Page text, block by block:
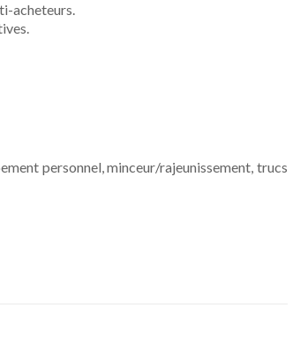
acheteurs.
personnel, minceur/rajeunissement, trucs